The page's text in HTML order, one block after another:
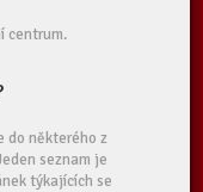
centrum.
do některého z
seznam je
týkajících se